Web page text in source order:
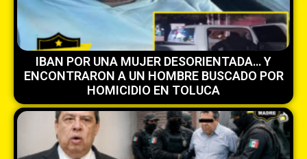
IBAN POR UNA MUJER DESORIENTADA… Y
ENCONTRARON A UN HOMBRE BUSCADO POR
HOMICIDIO EN TOLUCA